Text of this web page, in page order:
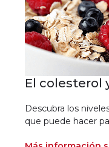
El colesterol
Descubra los
que puede hacer